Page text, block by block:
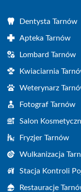
Dentysta Tarnów
Apteka Tarnów
Lombard Tarnów
Kwiaciarnia
Weterynarz
Fotograf Tarnów
Salon
Fryzjer Tarnów
Wulkanizacja
Stacja Kontroli
Restauracje